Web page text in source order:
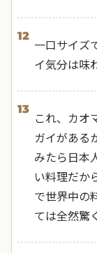
12
一口サイズ
イ気分は味
13
これ、カオ
ガイがある
みたら日本
い料理だか
で世界中の
ては全然驚